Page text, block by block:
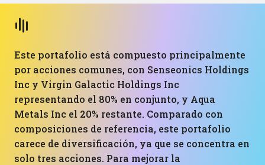
Este portafolio está compuesto principalmente
por acciones comunes, con Senseonics Holdings
Inc y Virgin Galactic Holdings Inc
representando el 80% en conjunto, y Aqua
Metals Inc el 20% restante. Comparado con
composiciones de referencia, este portafolio
carece de diversificación, ya que se concentra en
solo tres acciones. Para mejorar la